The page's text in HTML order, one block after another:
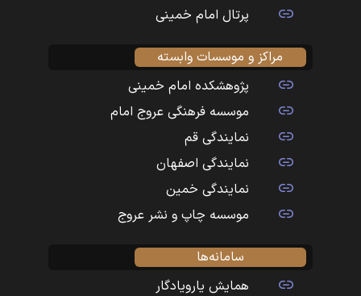
پرتال امام خمینی
مراکز و موسسات وابسته
پژوهشکده امام خمینی
موسسه فرهنگی عروج امام
نمایندگی قم
نمایندگی اصفهان
نمایندگی خمین
موسسه چاپ و نشر عروج
سامانه‌ها
همایش یارویادگار